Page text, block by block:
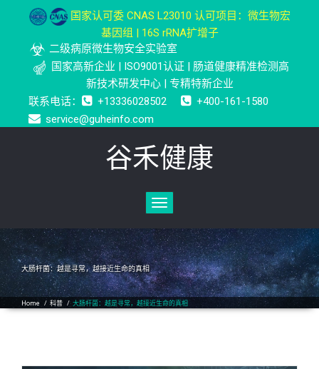
国家认可委 CNAS L23010 认可项目：微生物宏
基因组 | 16S rRNA扩增子
二级病原微生物安全实验室
国家高新企业 | ISO9001认证 | 肠道健康精准检测高
新技术研发中心 | 专精特新企业
联系电话：
+13336028502
+400-161-1580
service@guheinfo.com
谷禾健康
Toggle
navigation
大肠杆菌：越是寻常，越接近生命的真相
Home / 科普 / 大肠杆菌：越是寻常，越接近生命的真相